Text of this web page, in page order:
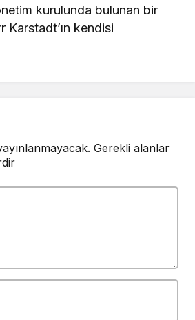
kurulunda bulunan bir
Karstadt’ın kendisi
Gerekli alanlar